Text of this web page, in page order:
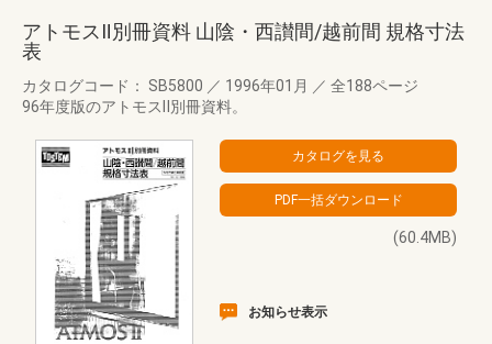
アトモスⅡ別冊資料 山陰・西讃間/越前間 規格寸法
表
カタログコード： SB5800 ／ 1996年01月 ／ 全188ページ
96年度版のアトモスⅡ別冊資料。
(60.4MB)
お知らせ表示